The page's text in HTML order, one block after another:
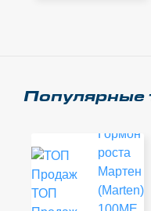
Популярные
ТОП